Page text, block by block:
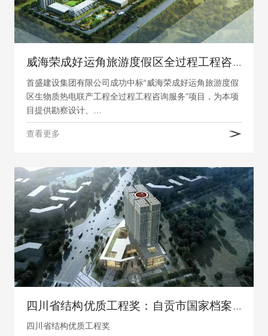
威海荣成好运角旅游度假区全过程工程咨询项目
首盛建设集团有限公司成功中标“威海荣成好运角旅游度假
区生物质热电联产工程全过程工程咨询服务”项目，为本项
目提供勘察设计、…
查看更多
四川省结构优质工程奖：自贡市国家档案馆建设项目、自贡市井盐历史档案研究中心项目
四川省结构优质工程奖